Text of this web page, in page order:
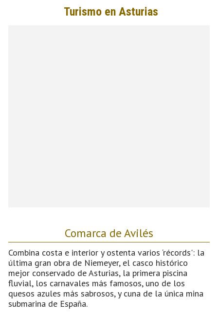
Comarca de Avilés
Combina costa e interior y ostenta varios ‘récords': la
última gran obra de Niemeyer, el casco histórico
mejor conservado de Asturias, la primera piscina
fluvial, los carnavales más famosos, uno de los
quesos azules más sabrosos, y cuna de la única mina
submarina de España.